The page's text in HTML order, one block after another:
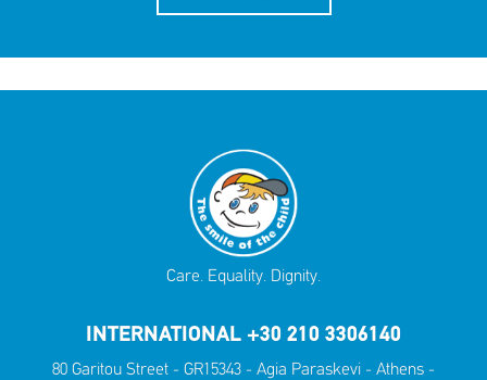
Care. Equality. Dignity.
INTERNATIONAL +30 210 3306140
80 Garitou Street - GR15343 - Agia Paraskevi - Athens -